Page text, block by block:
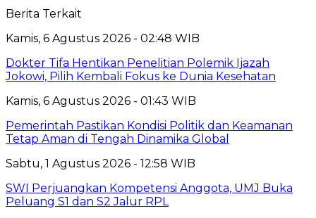
Berita Terkait
Kamis, 6 Agustus 2026 - 02:48 WIB
Dokter Tifa Hentikan Penelitian Polemik Ijazah
Jokowi, Pilih Kembali Fokus ke Dunia Kesehatan
Kamis, 6 Agustus 2026 - 01:43 WIB
Pemerintah Pastikan Kondisi Politik dan Keamanan
Tetap Aman di Tengah Dinamika Global
Sabtu, 1 Agustus 2026 - 12:58 WIB
SWI Perjuangkan Kompetensi Anggota, UMJ Buka
Peluang S1 dan S2 Jalur RPL